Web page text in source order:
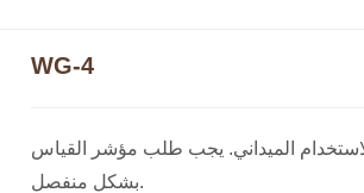
WG-4
الميداني. يجب طلب مؤشر القياس
بشكل منفصل.